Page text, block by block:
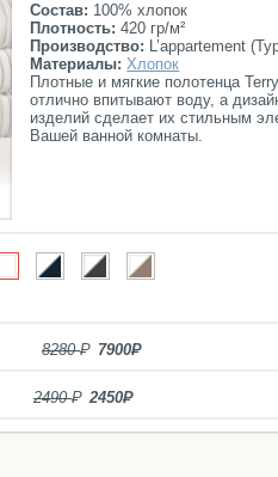
Состав: 100% хлопок
Плотность: 420 гр/м²
Производство: L’appartement
Материалы: Хлопок
Плотные и мягкие полотенца
отлично впитывают воду, а
изделий сделает их стильным
Вашей ванной комнаты.
8280 7900
2490 2450